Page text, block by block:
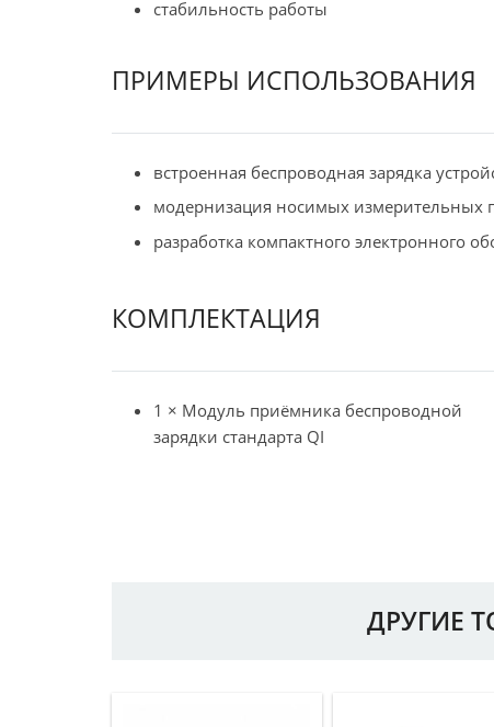
стабильность работы
ПРИМЕРЫ ИСПОЛЬЗОВАНИЯ
встроенная беспроводная зарядка
модернизация носимых измерительных
разработка компактного электронного
КОМПЛЕКТАЦИЯ
1 × Модуль приёмника беспроводной
зарядки стандарта QI
ДРУГИЕ